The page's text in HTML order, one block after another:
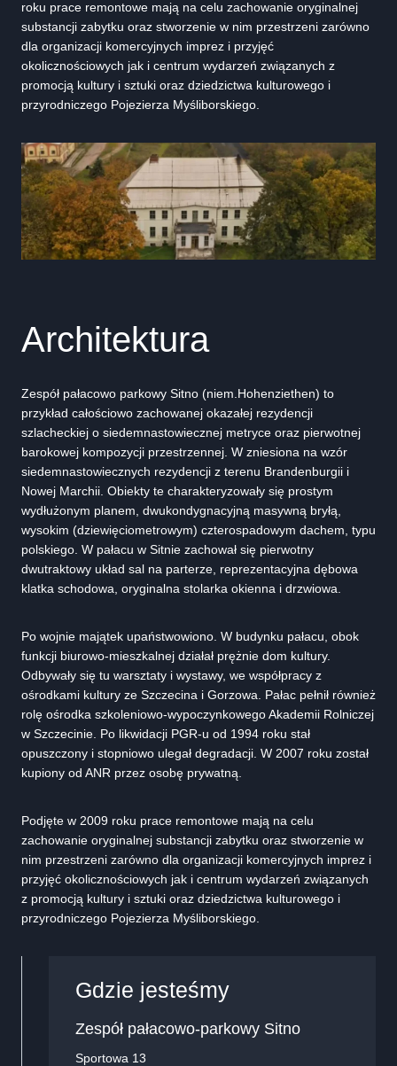
roku prace remontowe mają na celu zachowanie oryginalnej
substancji zabytku oraz stworzenie w nim przestrzeni zarówno
dla organizacji komercyjnych imprez i przyjęć
okolicznościowych jak i centrum wydarzeń związanych z
promocją kultury i sztuki oraz dziedzictwa kulturowego i
przyrodniczego Pojezierza Myśliborskiego.
Architektura
Zespół pałacowo parkowy Sitno (niem.Hohenziethen) to
przykład całościowo zachowanej okazałej rezydencji
szlacheckiej o siedemnastowiecznej metryce oraz pierwotnej
barokowej kompozycji przestrzennej. W zniesiona na wzór
siedemnastowiecznych rezydencji z terenu Brandenburgii i
Nowej Marchii. Obiekty te charakteryzowały się prostym
wydłużonym planem, dwukondygnacyjną masywną bryłą,
wysokim (dziewięciometrowym) czterospadowym dachem, typu
polskiego. W pałacu w Sitnie zachował się pierwotny
dwutraktowy układ sal na parterze, reprezentacyjna dębowa
klatka schodowa, oryginalna stolarka okienna i drzwiowa.
Po wojnie majątek upaństwowiono. W budynku pałacu, obok
funkcji biurowo-mieszkalnej działał prężnie dom kultury.
Odbywały się tu warsztaty i wystawy, we współpracy z
ośrodkami kultury ze Szczecina i Gorzowa. Pałac pełnił również
rolę ośrodka szkoleniowo-wypoczynkowego Akademii Rolniczej
w Szczecinie. Po likwidacji PGR-u od 1994 roku stał
opuszczony i stopniowo ulegał degradacji. W 2007 roku został
kupiony od ANR przez osobę prywatną.
Podjęte w 2009 roku prace remontowe mają na celu
zachowanie oryginalnej substancji zabytku oraz stworzenie w
nim przestrzeni zarówno dla organizacji komercyjnych imprez i
przyjęć okolicznościowych jak i centrum wydarzeń związanych
z promocją kultury i sztuki oraz dziedzictwa kulturowego i
przyrodniczego Pojezierza Myśliborskiego.
Gdzie jesteśmy
Zespół pałacowo-parkowy Sitno
Sportowa 13